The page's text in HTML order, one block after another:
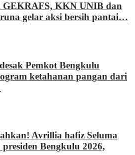
GEKRAFS, KKN UNIB dan
gelar aksi bersih pantai…
Pemkot Bengkulu
ketahanan pangan dari
Avrillia hafiz Seluma
Bengkulu 2026,